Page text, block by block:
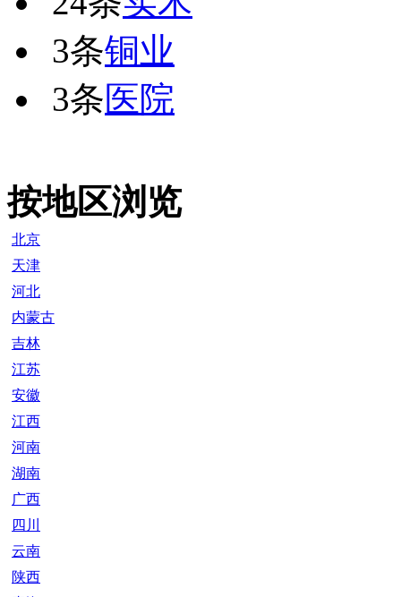
3条铜业
3条医院
按地区浏览
北京
天津
河北
内蒙古
吉林
江苏
安徽
江西
河南
湖南
广西
四川
云南
陕西